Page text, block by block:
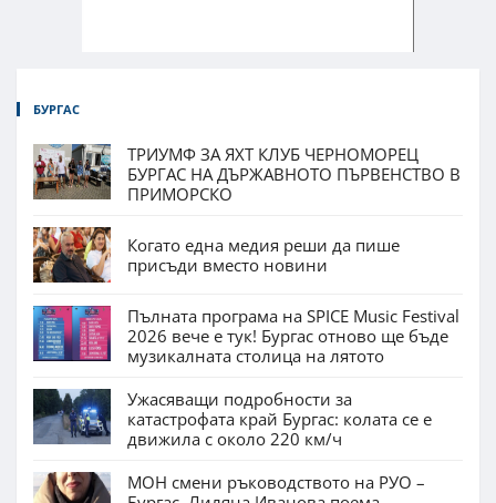
БУРГАС
ТРИУМФ ЗА ЯХТ КЛУБ ЧЕРНОМОРЕЦ
БУРГАС НА ДЪРЖАВНОТО ПЪРВЕНСТВО В
ПРИМОРСКО
Когато една медия реши да пише
присъди вместо новини
Пълната програма на SPICE Music Festival
2026 вече е тук! Бургас отново ще бъде
музикалната столица на лятото
Ужасяващи подробности за
катастрофата край Бургас: колата се е
движила с около 220 км/ч
МОН смени ръководството на РУО –